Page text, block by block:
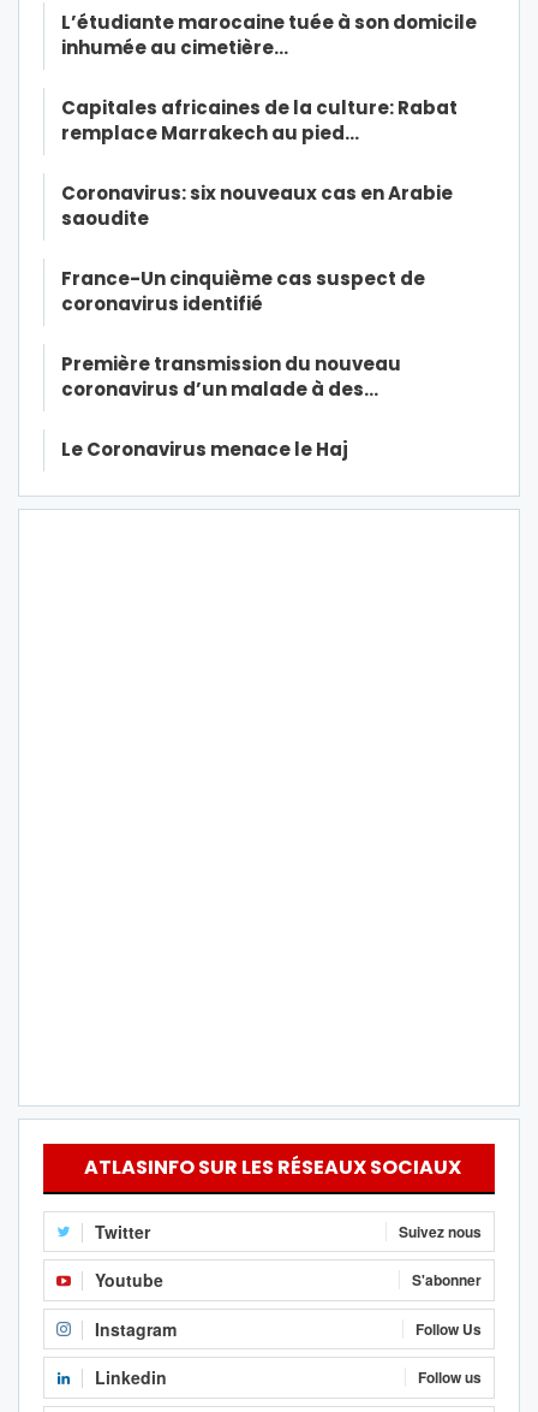
L’étudiante marocaine tuée à son domicile
inhumée au cimetière…
Capitales africaines de la culture: Rabat
remplace Marrakech au pied…
Coronavirus: six nouveaux cas en Arabie
saoudite
France-Un cinquième cas suspect de
coronavirus identifié
Première transmission du nouveau
coronavirus d’un malade à des…
Le Coronavirus menace le Haj
ATLASINFO SUR LES RÉSEAUX SOCIAUX
Twitter Suivez nous
Youtube S'abonner
Instagram Follow Us
Linkedin Follow us